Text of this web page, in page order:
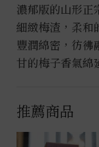
量
濃郁版的山形正
細緻梅渣，柔和
豐潤綿密，彷彿
甘的梅子香氣綿
推薦商品